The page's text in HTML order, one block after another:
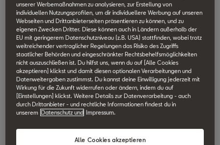
verkauften Exemplaren hat derSEAT Ibizadiesen Titel noch
heute inne. Bei einer gemeinsamen Fahrt zeigen die beiden
Meilensteine des spanischen Automobilherstellers, wie sich die
Marke in einem halben Jahrhundert verändert hat.
unserer Werbemaßnahmen zu analysieren, zur Erstellung von
individuellen Nutzungsprofilen, um dir individuellere Werbung auf unseren
Webseiten und Drittanbieterseiten präsentieren zu können, und zu
eigenen Zwecken Dritter. Diese können auch in Ländern außerhalb der
EU mit geringerem Datenschutzniveau (z.B. USA) stattfinden, wobei trotz
weitreichender vertraglicher Regelungen das Risiko des Zugriffs
staatlicher Behörden und eingeschränkter Rechtsbehelfsmöglichkeiten
nicht auszuschließen ist. Du hilfst uns, wenn du auf [Alle Cookies
akzeptieren] klickst und damit diesen optionalen Verarbeitungen und
Datenweitergaben zustimmst. Du kannst deine Einwilligung jederzeit mit
Wirkung für die Zukunft widerrufen oder ändern, indem du auf
[Einstellungen] klickst. Weitere Details zur Datenverarbeitung - auch
durch Drittanbieter - und rechtliche Informationen findest du in
unserem Datenschutz und Impressum.
Alle Cookies akzeptieren